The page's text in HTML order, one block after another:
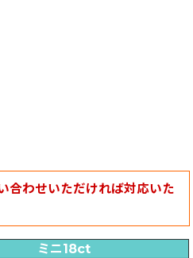
合わせいただければ対応いた
ミニ18ct